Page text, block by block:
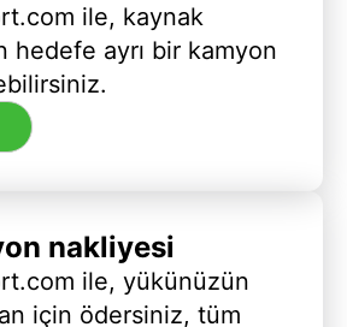
ile, kaynak
hedefe ayrı bir kamyon
nakliyesi
ile, yükünüzün
için ödersiniz, tüm